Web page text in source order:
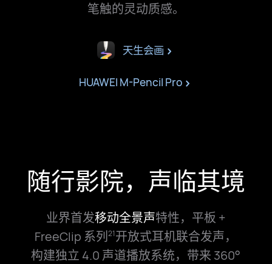
笔⁠触的灵动质⁠感。
天生会画
HUAWEI M-Pencil Pro
随行影院，声临其境
业界首发移动全景声特性，平板 +
FreeClip 系列21开放式耳机联合发声，
构⁠建独立 4.0 声道播放系统，带来 360°